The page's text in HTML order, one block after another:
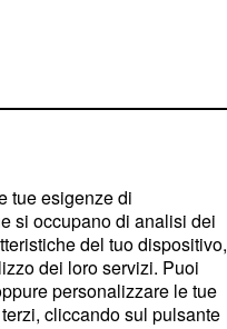
tue esigenze di
si occupano di analisi dei
del tuo dispositivo,
dei loro servizi. Puoi
personalizzare le tue
cliccando sul pulsante